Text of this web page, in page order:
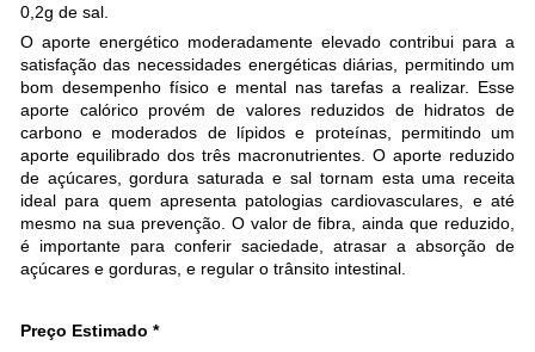
0,2g de sal.
O aporte energético moderadamente elevado contribui para a
satisfação das necessidades energéticas diárias, permitindo um
bom desempenho físico e mental nas tarefas a realizar. Esse
aporte calórico provém de valores reduzidos de hidratos de
carbono e moderados de lípidos e proteínas, permitindo um
aporte equilibrado dos três macronutrientes. O aporte reduzido
de açúcares, gordura saturada e sal tornam esta uma receita
ideal para quem apresenta patologias cardiovasculares, e até
mesmo na sua prevenção. O valor de fibra, ainda que reduzido,
é importante para conferir saciedade, atrasar a absorção de
açúcares e gorduras, e regular o trânsito intestinal.
Preço Estimado *